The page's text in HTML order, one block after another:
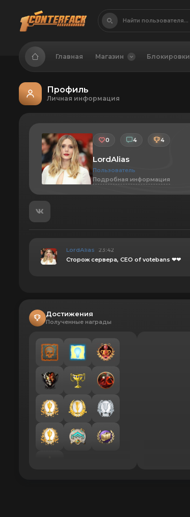
Найти пользователя...
Главная Магазин Блокировки
Профиль
Личная информация
0 4 4
LordAlias
Пользователь
Подробная информация
LordAlias 23:42
Сторож сервера, CEO of votebans ❤❤
Достижения
Полученные награды